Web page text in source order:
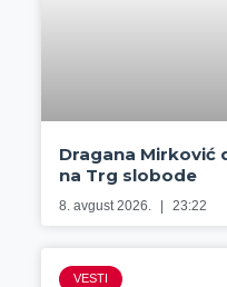
Dragana Mirković
na Trg slobode
8. avgust 2026. 23:22
VESTI